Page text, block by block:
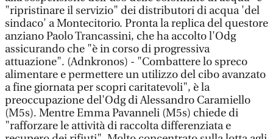
"ripristinare il servizio" dei distributori di acqua 'del
sindaco' a Montecitorio. Pronta la replica del questore
anziano Paolo Trancassini, che ha accolto l'Odg
assicurando che "è in corso di progressiva
attuazione". (Adnkronos) - "Combattere lo spreco
alimentare e permettere un utilizzo del cibo avanzato
a fine giornata per scopri caritatevoli", è la
preoccupazione del'Odg di Alessandro Caramiello
(M5s). Mentre Emma Pavanneli (M5s) chiede di
"rafforzare le attività di raccolta differenziata e